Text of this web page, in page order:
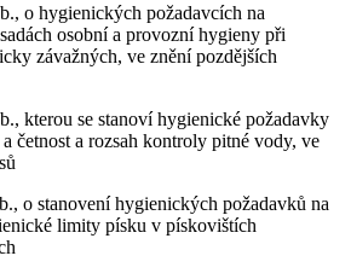
o hygienických požadavcích na
osobní a provozní hygieny při
závažných, ve znění pozdějších
kterou se stanoví hygienické požadavky
četnost a rozsah kontroly pitné vody, ve
o stanovení hygienických požadavků na
limity písku v pískovištích